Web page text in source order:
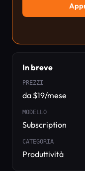
In breve
PREZZI
da $19/mese
MODELLO
Subscription
CATEGORIA
Produttività